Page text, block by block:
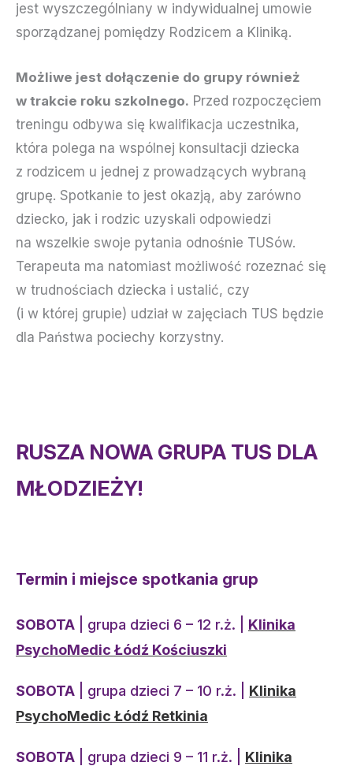
jest wyszczególniany w indywidualnej umowie
sporządzanej pomiędzy Rodzicem a Kliniką.
Możliwe jest dołączenie do grupy również
w trakcie roku szkolnego. Przed rozpoczęciem
treningu odbywa się kwalifikacja uczestnika,
która polega na wspólnej konsultacji dziecka
z rodzicem u jednej z prowadzących wybraną
grupę. Spotkanie to jest okazją, aby zarówno
dziecko, jak i rodzic uzyskali odpowiedzi
na wszelkie swoje pytania odnośnie TUSów.
Terapeuta ma natomiast możliwość rozeznać się
w trudnościach dziecka i ustalić, czy
(i w której grupie) udział w zajęciach TUS będzie
dla Państwa pociechy korzystny.
RUSZA NOWA GRUPA TUS DLA
MŁODZIEŻY!
Termin i miejsce spotkania grup
SOBOTA | grupa dzieci 6 – 12 r.ż. | Klinika
PsychoMedic Łódź Kościuszki
SOBOTA | grupa dzieci 7 – 10 r.ż. |
Klinika
PsychoMedic Łódź Retkinia
SOBOTA | grupa dzieci 9 – 11 r.ż. |
Klinika